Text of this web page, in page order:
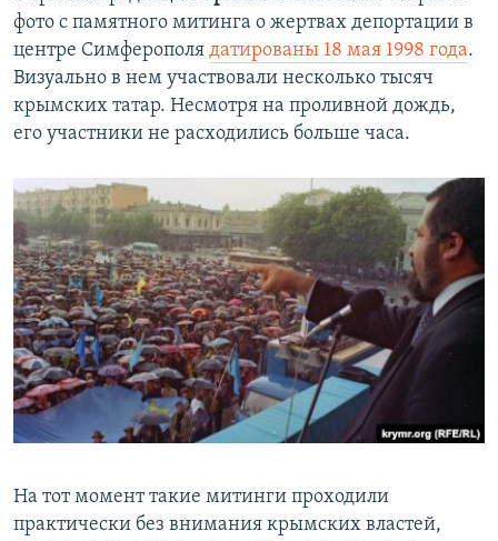
фото с памятного митинга о жертвах депортации в
центре Симферополя датированы 18 мая 1998 года.
Визуально в нем участвовали несколько тысяч
крымских татар. Несмотря на проливной дождь,
его участники не расходились больше часа.
На тот момент такие митинги проходили
практически без внимания крымских властей,